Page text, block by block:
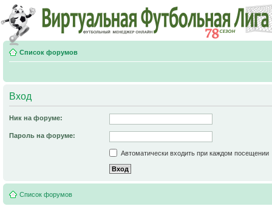
Список форумов
Вход
Ник на форуме:
Пароль на форуме:
Автоматически входить при каждом посещении
Список форумов